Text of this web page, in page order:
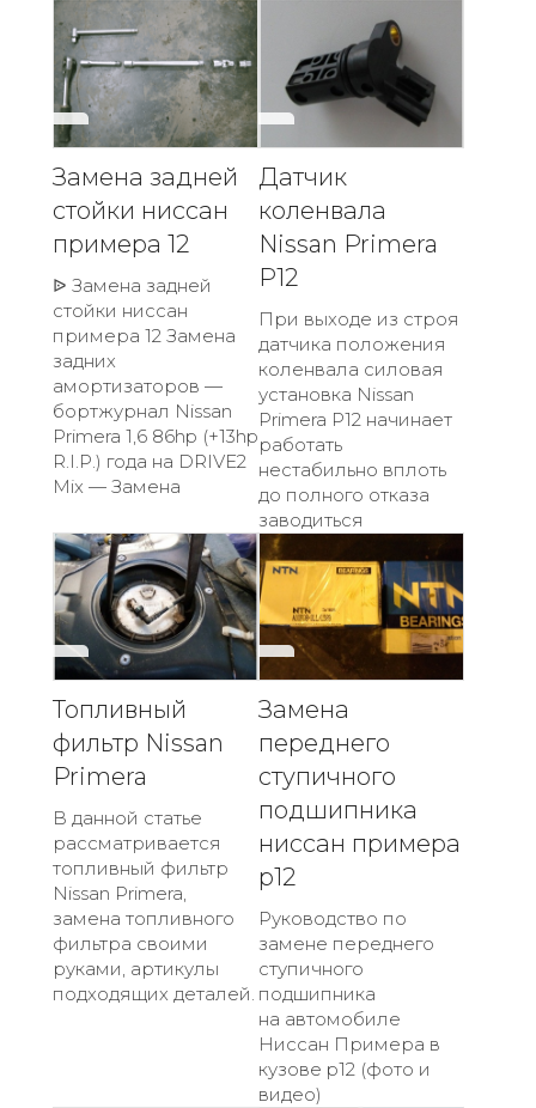
Замена задней
стойки ниссан
примера 12
ᐉ Замена задней
стойки ниссан
примера 12 Замена
задних
амортизаторов —
бортжурнал Nissan
Primera 1,6 86hp (+13hp
R.I.P.) года на DRIVE2
Mix — Замена
Датчик
коленвала
Nissan Primera
P12
При выходе из строя
датчика положения
коленвала силовая
установка Nissan
Primera P12 начинает
работать
нестабильно вплоть
до полного отказа
заводиться
Топливный
фильтр Nissan
Primera
В данной статье
рассматривается
топливный фильтр
Nissan Primera,
замена топливного
фильтра своими
руками, артикулы
подходящих деталей.
Замена
переднего
ступичного
подшипника
ниссан примера
р12
Руководство по
замене переднего
ступичного
подшипника
на автомобиле
Ниссан Примера в
кузове p12 (фото и
видео)